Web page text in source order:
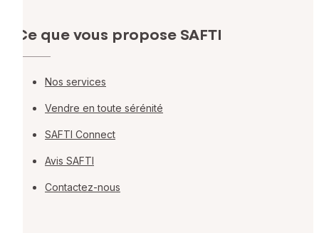
Ce que vous propose SAFTI
Nos services
Vendre en toute sérénité
SAFTI Connect
Avis SAFTI
Contactez-nous